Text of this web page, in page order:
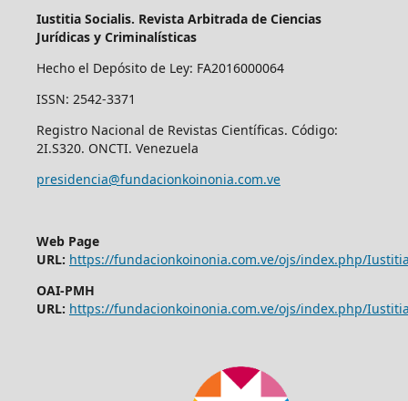
Iustitia Socialis. Revista Arbitrada de Ciencias
Jurídicas y Criminalísticas
Hecho el Depósito de Ley: FA2016000064
ISSN: 2542-3371
Registro Nacional de Revistas Científicas. Código:
2I.S320. ONCTI. Venezuela
presidencia@fundacionkoinonia.com.ve
Web Page
URL: https://fundacionkoinonia.com.ve/ojs/index.php/
OAI-PMH
URL: https://fundacionkoinonia.com.ve/ojs/index.php/